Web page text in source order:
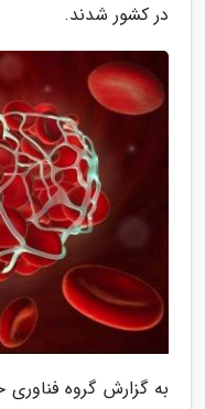
در کشور شدند.
به گزارش گروه